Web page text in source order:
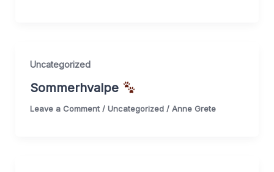
Uncategorized
Sommerhvalpe
Leave a Comment / Uncategorized/ Anne Grete